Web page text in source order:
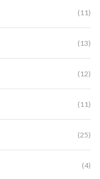
(11)
(13)
(12)
(11)
(25)
(4)